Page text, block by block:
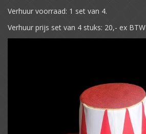
Verhuur voorraad: 1 set van 4.
Verhuur prijs set van 4 stuks: 20,- ex BTW